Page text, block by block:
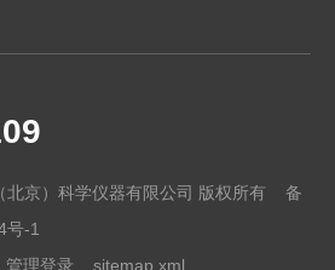
北京）科学仪器有限公司 版权所有 备
号-1
管理登录 sitemap.xml